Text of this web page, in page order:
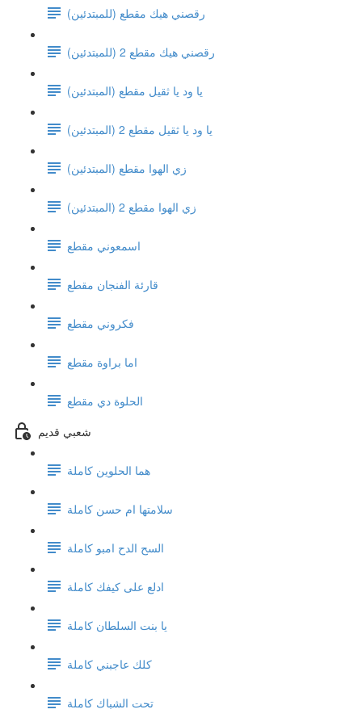
رقصني هيك مقطع (للمبتدئين)
رقصني هيك مقطع 2 (للمبتدئين)
يا ود يا ثقيل مقطع (المبتدئين)
يا ود يا ثقيل مقطع 2 (المبتدئين)
زي الهوا مقطع (المبتدئين)
زي الهوا مقطع 2 (المبتدئين)
اسمعوني مقطع
قارئة الفنجان مقطع
فكروني مقطع
اما براوة مقطع
الحلوة دي مقطع
شعبي قديم
هما الحلوين كاملة
سلامتها ام حسن كاملة
السح الدح امبو كاملة
ادلع على كيفك كاملة
يا بنت السلطان كاملة
كلك عاجبني كاملة
تحت الشباك كاملة